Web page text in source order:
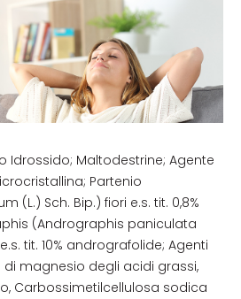
Idrossido; Maltodestrine; Agente
Partenio
(L.) Sch. Bip.) fiori e.s. tit. 0,8%
(Andrographis paniculata
tit. 10% andrografolide; Agenti
magnesio degli acidi grassi,
Carbossimetilcellulosa sodica